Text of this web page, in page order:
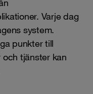
Varje dag
system.
punkter till
tjänster kan